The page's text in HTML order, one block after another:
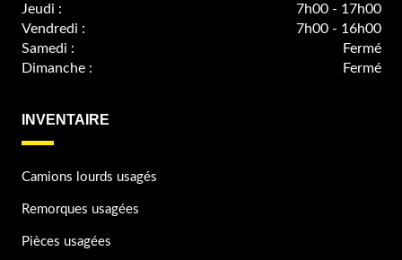
Jeudi :
7h00 - 17h00
Vendredi :
7h00 - 16h00
Samedi :
Fermé
Dimanche :
Fermé
INVENTAIRE
Camions lourds usagés
Remorques usagées
Pièces usagées